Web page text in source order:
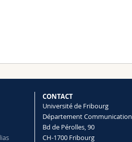
CONTACT
Université de Fribourg
Département
Bd de Pérolles, 90
CH-1700 Fribourg